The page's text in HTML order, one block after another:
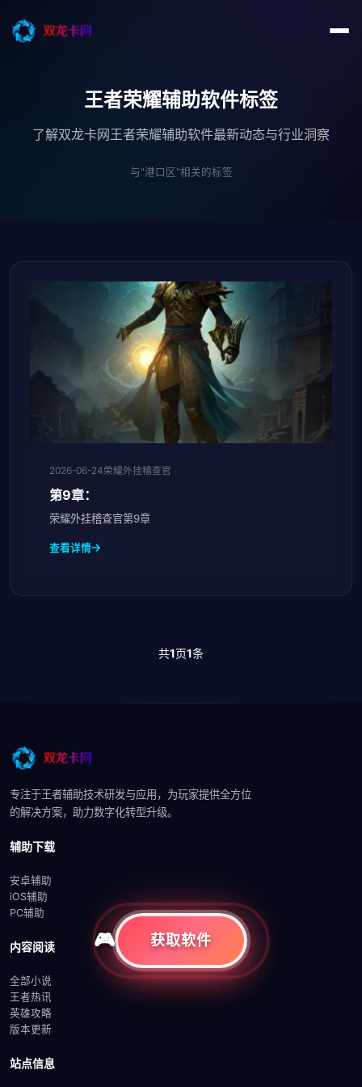
王者荣耀辅助软件标签
了解双龙卡网王者荣耀辅助软件最新动态与行业洞察
与"港口区"相关的标签
2026-06-24荣耀外挂稽查官
第9章：
荣耀外挂稽查官第9章
查看详情
共1页1条
专注于王者辅助技术研发与应用，为玩家提供全方位
的解决方案，助力数字化转型升级。
辅助下载
安卓辅助
iOS辅助
PC辅助
内容阅读
全部小说
王者热讯
英雄攻略
版本更新
站点信息
获取软件